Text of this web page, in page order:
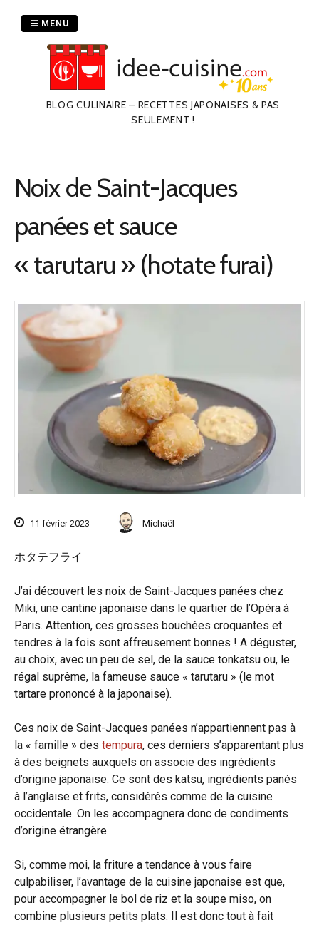
BLOG CULINAIRE – RECETTES JAPONAISES & PAS
SEULEMENT !
MENU
Noix de Saint-Jacques
panées et sauce
« tarutaru » (hotate furai)
11 février 2023 Michaël
ホタテフライ
J’ai découvert les noix de Saint-Jacques panées chez
Miki, une cantine japonaise dans le quartier de l’Opéra à
Paris. Attention, ces grosses bouchées croquantes et
tendres à la fois sont affreusement bonnes ! A déguster,
au choix, avec un peu de sel, de la sauce tonkatsu ou, le
régal suprême, la fameuse sauce « tarutaru » (le mot
tartare prononcé à la japonaise).
Ces noix de Saint-Jacques panées n’appartiennent pas à
la « famille » des tempura, ces derniers s’apparentant plus
à des beignets auxquels on associe des ingrédients
d’origine japonaise. Ce sont des katsu, ingrédients panés
à l’anglaise et frits, considérés comme de la cuisine
occidentale. On les accompagnera donc de condiments
d’origine étrangère.
Si, comme moi, la friture a tendance à vous faire
culpabiliser, l’avantage de la cuisine japonaise est que,
pour accompagner le bol de riz et la soupe miso, on
combine plusieurs petits plats. Il est donc tout à fait